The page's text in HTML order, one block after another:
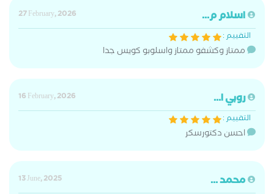
اسلام م...
27 February, 2026
التقييم :
ممتاز وكشفو ممتاز واسلوبو كويس جدا
روبي ا...
16 February, 2026
التقييم :
احسن دكتورسكر
محمد ...
13 June, 2025